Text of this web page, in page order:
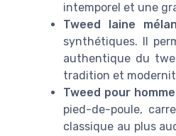
intemporel et une
Tweed laine
synthétiques. Il
authentique du
tradition et
Tweed pour
pied-de-poule,
classique au plus